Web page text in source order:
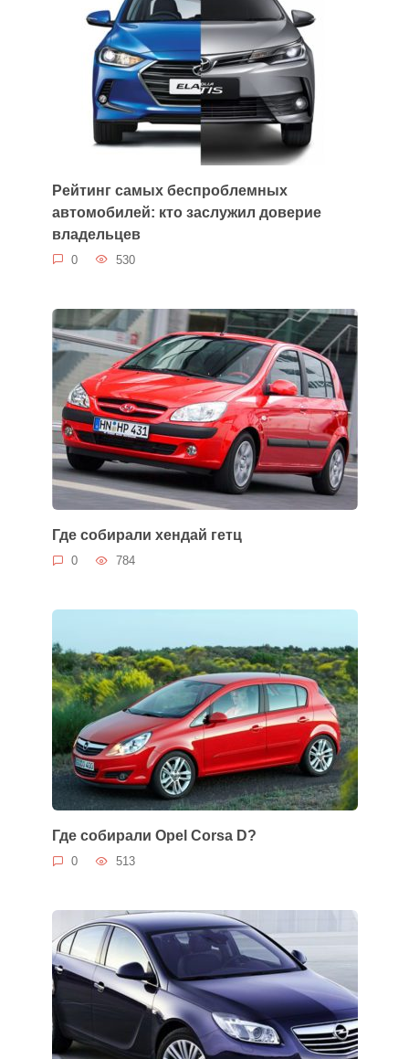
Рейтинг самых беспроблемных
автомобилей: кто заслужил доверие
владельцев
0 530
Где собирали хендай гетц
0 784
Где собирали Opel Corsa D?
0 513